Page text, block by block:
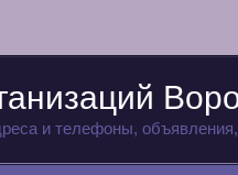
и телефоны,